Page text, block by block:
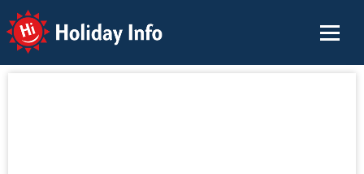
Holiday Info